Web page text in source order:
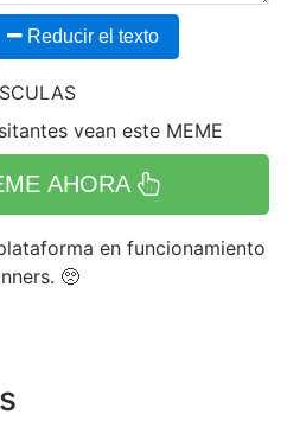
Reducir el texto
vean este MEME
AHORA
en funcionamiento
🥺